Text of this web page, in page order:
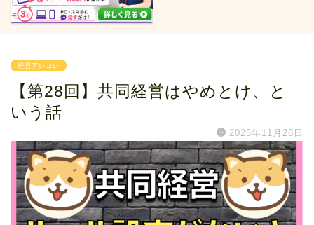
経営アレコレ
【第28回】共同経営はやめとけ、と
いう話
2025年11月28日